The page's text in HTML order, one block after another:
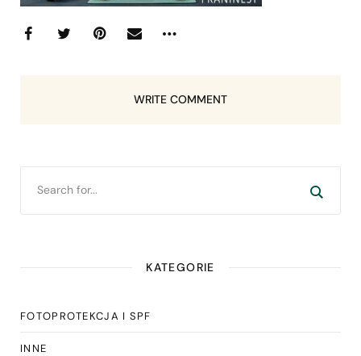
WRITE COMMENT
KATEGORIE
FOTOPROTEKCJA I SPF
INNE